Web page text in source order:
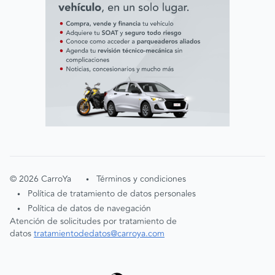
©2026 CarroYa • Términos y condiciones
• Política de tratamiento de datos personales
•
Política de datos de navegación
Atención de solicitudes por tratamiento de
datostratamientodedatos@carroya.com